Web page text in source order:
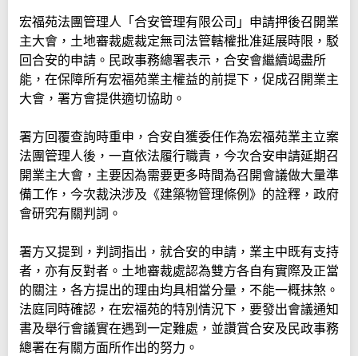
宏福苑法團管理人「合安管理有限公司」申請押後召開業
主大會，土地審裁處裁定無司法管轄權批准延展時限，駁
回合安的申請。民政事務總署表示，合安會繼續竭盡所
能，在保障所有宏福苑業主權益的前提下，促成召開業主
大會，署方會提供適切協助。
署方回覆查詢時重申，合安自獲委任作為宏福苑業主立案
法團管理人後，一直依法履行職責，今次合安申請延期召
開業主大會，主要因為需要更多時間為召開會議做大量準
備工作，今次裁決涉及《建築物管理條例》的詮釋，政府
會研究有關判詞。
署方又提到，判詞指出，就合安的申請，業主中既有支持
者，亦有反對者。土地審裁處認為雙方各自有實際及正當
的關注，各方提出的理由均具相當分量，不能一概抹煞。
法庭同時確認，在宏福苑的特別情況下，要發出會議通知
書及舉行會議實在遇到一定難處，並讚賞合安及民政事務
總署在有關方面所作出的努力。